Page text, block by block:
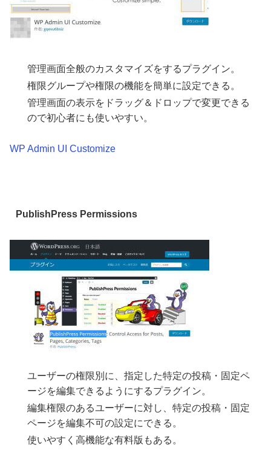
管理画面全般のカスタマイズをするプラグイン。
権限グループや権限の機能を簡単に設定できる。
管理画面の表示をドラッグ＆ドロップで変更できる
ので初心者にも使いやすい。
WP Admin UI Customize
PublishPress Permissions
ユーザーの権限別に、指定した特定の投稿・固定ペ
ージを編集できるようにするプラグイン。
編集権限のあるユーザーに対し、特定の投稿・固定
ページを編集不可の設定にできる。
使いやすく高機能な有料版もある。